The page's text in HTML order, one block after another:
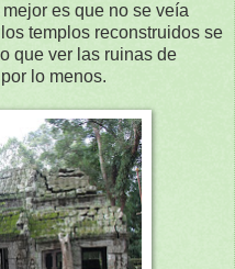
es que no se veía
templos reconstruidos se
que ver las ruinas de
lo menos.